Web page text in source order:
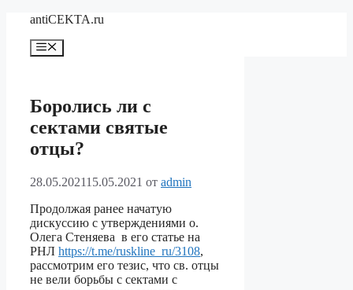
Перейти
содержимому
antiCEKTA.ru
Меню
Боролись ли с
сектами святые
отцы?
28.05.202115.05.2021 от admin
Продолжая ранее начатую
дискуссию с утверждениями о.
Олега Стеняева в его статье на
РНЛ https://t.me/ruskline_ru/3108,
рассмотрим его тезис, что св. отцы
не вели борьбы с сектами с